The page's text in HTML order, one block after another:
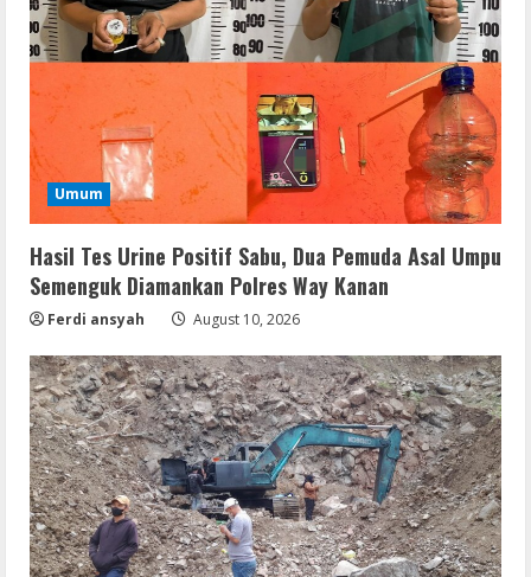
Umum
Hasil Tes Urine Positif Sabu, Dua Pemuda Asal Umpu
Semenguk Diamankan Polres Way Kanan
Ferdi ansyah August 10, 2026